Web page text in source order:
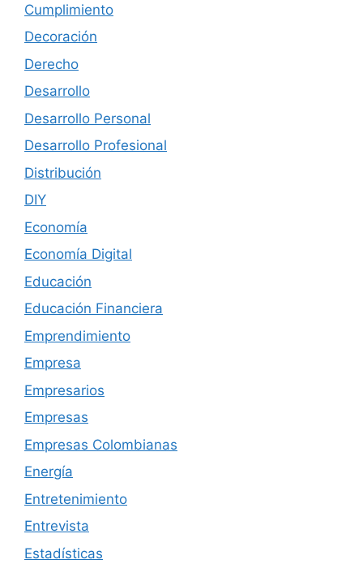
Cumplimiento
Decoración
Derecho
Desarrollo
Desarrollo Personal
Desarrollo Profesional
Distribución
DIY
Economía
Economía Digital
Educación
Educación Financiera
Emprendimiento
Empresa
Empresarios
Empresas
Empresas Colombianas
Energía
Entretenimiento
Entrevista
Estadísticas